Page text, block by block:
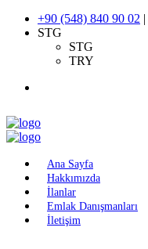
+90 (548) 840 90 02 |
STG
STG
TRY
Ana Sayfa
Hakkımızda
İlanlar
Emlak Danışmanları
İletişim